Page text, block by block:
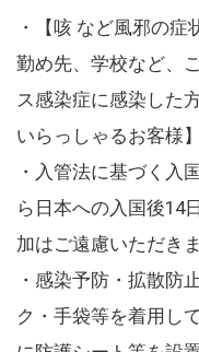
・【咳 など風邪の
勤め先、学校など、
ス感染症に感染した
いらっしゃるお客様
・入管法に基づく入
ら日本への入国後14
加はご遠慮いただき
・感染予防・拡散防
ク・手袋等を着用し